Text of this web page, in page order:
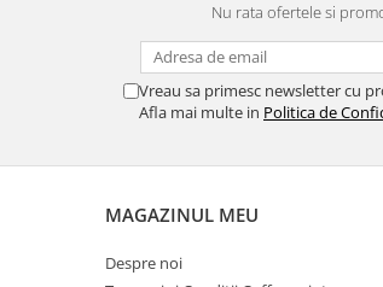
Nu rata ofertele si
Vreau sa primesc newsletter cu
Afla mai multe in Politica de
MAGAZINUL MEU
Despre noi